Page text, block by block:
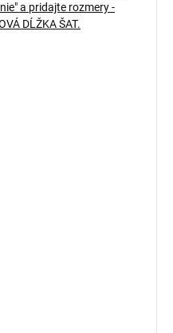
a pridajte rozmery -
DĹŽKA ŠAT.